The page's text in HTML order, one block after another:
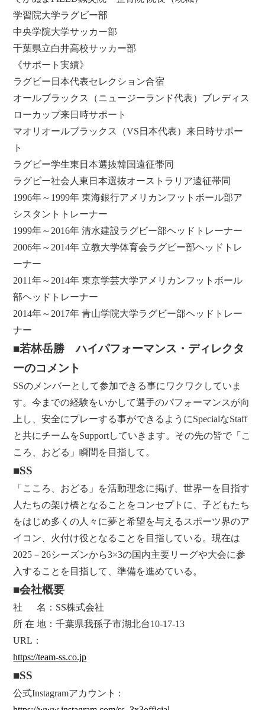
学習院大学ラグビー部
中央学院大学サッカー部
千葉県立白井高校サッカー部
《サポート実績》
ラグビー日本代表セレクション合宿
オールブラックス（ニュージーランド代表）ブレディス
ローカップ来日時サポート
マオリオールブラックス（VS日本代表）来日時サポー
ト
ラグビー学生東日本選抜韓国遠征帯同
ラグビー社会人東日本選抜オーストラリア遠征帯同
1996年～1999年 東海銀行アメリカンフットボール部ア
シスタントトレーナー
1999年～2016年 清水建設ラグビー部ヘッドトレーナー
2006年～2014年 立教大学体育会ラグビー部ヘッドトレ
ーナー
2011年～2014年 東京学芸大学アメリカンフットボール
部ヘッドトレーナー
2014年～2017年 青山学院大学ラグビー部ヘッドトレー
ナー
■若林岳勝 ハイパフォーマンス・ディレクタ
ーのコメント
SSのメンバーとして参加できる事にワクワクしていま
す。今までの経験をいかして選手のパフォーマンスが向
上し、安全にプレーする事ができるようにSpecialなStaff
と共にチームをSupportしていきます。その先の皆で「こ
ころ、おどる」瞬間を目指して。
■SS
「こころ、おどる」を活動理念に掲げ、世界一を目指す
人たちの架け橋となることをコンセプトに、子どもたち
をはじめ多くの人々に夢と希望を与えるスポーツ界のア
イコン、火付け役となることを目指している。現在は
2025－26シーズンから3×3の国内主要リーグや大会に参
入することを目指して、準備を進めている。
■会社概要
社 名：SS株式会社
所 在 地：千葉県我孫子市湖北台10-17-13
URL：
https://team-ss.co.jp
■SS
公式Instagramアカウント :